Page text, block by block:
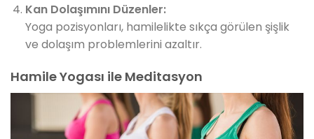
Kan Dolaşımını Düzenler:
Yoga pozisyonları, hamilelikte sıkça görülen şişlik
ve dolaşım problemlerini azaltır.
Hamile Yogası ile Meditasyon